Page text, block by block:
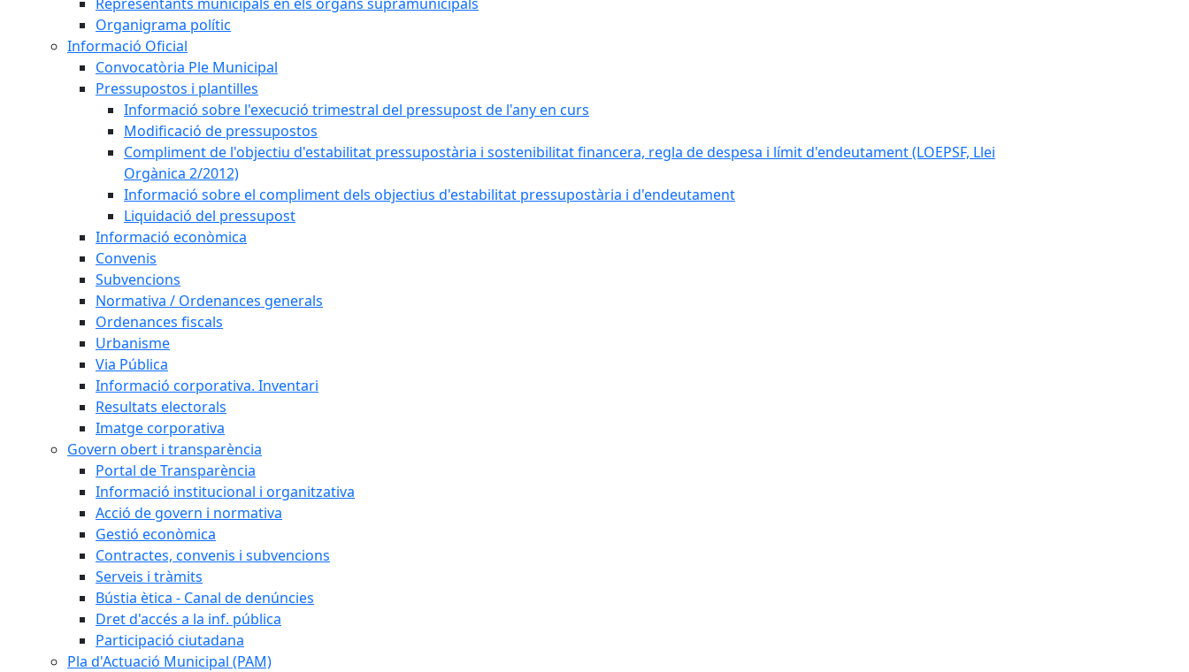
Organigrama polític
Informació Oficial
Convocatòria Ple Municipal
Pressupostos i plantilles
Informació sobre l'execució trimestral del pressupost de l'any en curs
Modificació de pressupostos
Compliment de l'objectiu d'estabilitat pressupostària i sostenibilitat financera, regla de despesa i límit d'endeutament (LOEPSF, Llei
Orgànica 2/2012)
Informació sobre el compliment dels objectius d'estabilitat pressupostària i d'endeutament
Liquidació del pressupost
Informació econòmica
Convenis
Subvencions
Normativa / Ordenances generals
Ordenances fiscals
Urbanisme
Via Pública
Informació corporativa. Inventari
Resultats electorals
Imatge corporativa
Govern obert i transparència
Portal de Transparència
Informació institucional i organitzativa
Acció de govern i normativa
Gestió econòmica
Contractes, convenis i subvencions
Serveis i tràmits
Bústia ètica - Canal de denúncies
Dret d'accés a la inf. pública
Participació ciutadana
Pla d'Actuació Municipal (PAM)